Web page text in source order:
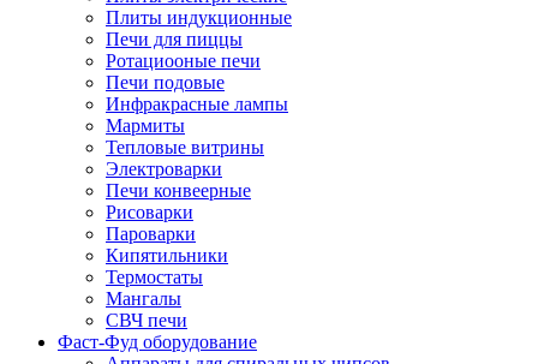
Плиты индукционные
Печи для пиццы
Ротациооные печи
Печи подовые
Инфракрасные лампы
Мармиты
Тепловые витрины
Электроварки
Печи конвеерные
Рисоварки
Пароварки
Кипятильники
Термостаты
Мангалы
СВЧ печи
Фаст-Фуд оборудование